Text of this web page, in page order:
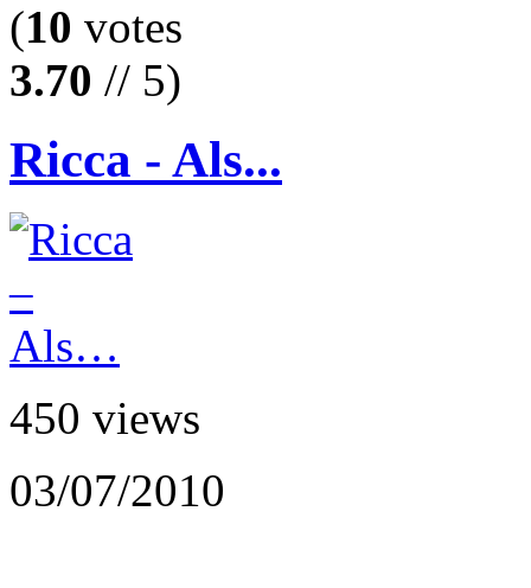
(10 votes
3.70 // 5)
Ricca - Als...
450 views
03/07/2010